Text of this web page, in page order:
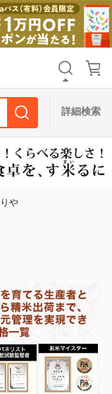
詳細検索
や
ール
リセット
ール